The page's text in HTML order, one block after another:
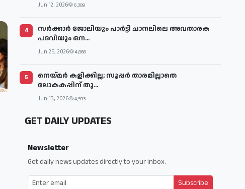
Jun 12, 2026 6,389
4
സര്‍ക്കാര്‍ ജോലിയും പാര്‍ട്ടി ചാനലിലെ അവതാരക
പദവിയും ഒന...
Jun 25, 2026 4,866
5
നെയ്മര്‍ കളിക്കില്ല; സൂപ്പര്‍ താരമില്ലാതെ
ലോകകപ്പിന് തു...
Jun 13, 2026 4,593
GET DAILY UPDATES
Newsletter
Get daily news updates directly to your inbox.
Subscribe